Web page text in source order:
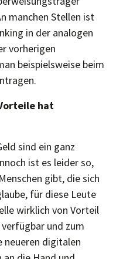
manchen Stellen ist
in der analogen
vorherigen
beispielsweise beim
hat
sind ein ganz
ist es leider so,
gibt, die sich
für diese Leute
wirklich von Vorteil
und zum
neueren digitalen